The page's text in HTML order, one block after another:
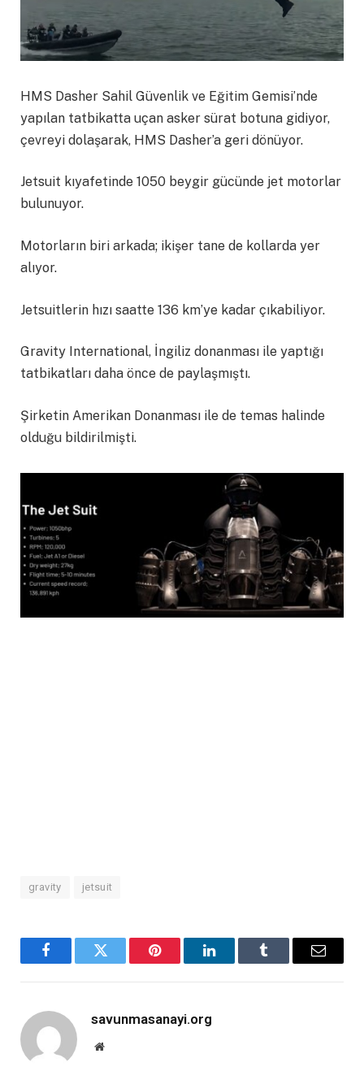
HMS Dasher Sahil Güvenlik ve Eğitim Gemisi’nde
yapılan tatbikatta uçan asker sürat botuna gidiyor,
çevreyi dolaşarak, HMS Dasher’a geri dönüyor.
Jetsuit kıyafetinde 1050 beygir gücünde jet motorlar
bulunuyor.
Motorların biri arkada; ikişer tane de kollarda yer
alıyor.
Jetsuitlerin hızı saatte 136 km’ye kadar çıkabiliyor.
Gravity International, İngiliz donanması ile yaptığı
tatbikatları daha önce de paylaşmıştı.
Şirketin Amerikan Donanması ile de temas halinde
olduğu bildirilmişti.
gravity jetsuit
FacebookX Pinterest LinkedInTumblr Email
savunmasanayi.org
Website